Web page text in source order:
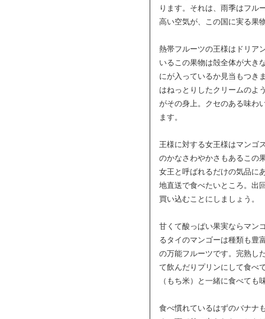
ります。それは、雨季はフル
高い空気が、この国に実る果
熱帯フルーツの王様はドリア
いるこの果物は殻全体が大き
にが入っているか見当もつき
はねっとりしたクリームのよ
がその身上。クセのある味わ
ます。
王様に対する女王様はマンゴ
のかなさわやかさもあるこの
女王と呼ばれるだけの気品に
地直送で食べたいところ。出
買い込むことにしましょう。
甘くて酸っぱい果実ならマン
るタイのマンゴーは種類も豊
の万能フルーツです。完熟し
て飲んだりプリンにして食べ
（もち米）と一緒に食べても
食べ慣れているはずのバナナ